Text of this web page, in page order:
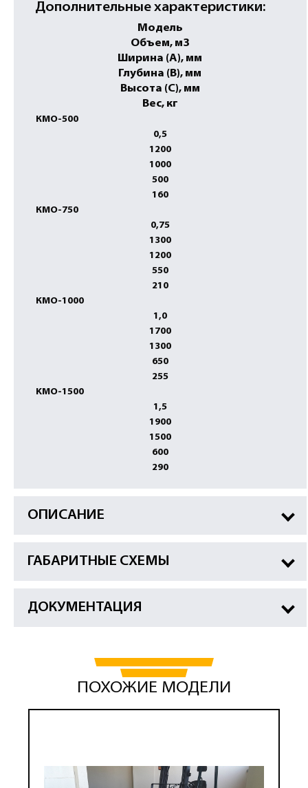
Дополнительные характеристики:
Модель
Объем, м3
Ширина (А), мм
Глубина (В), мм
Высота (С), мм
Вес, кг
КМO-500
0,5
1200
1000
500
160
КМО-750
0,75
1300
1200
550
210
КМO-1000
1,0
1700
1300
650
255
KМO-1500
1,5
1900
1500
600
290
ОПИСАНИЕ
ГАБАРИТНЫЕ СХЕМЫ
ДОКУМЕНТАЦИЯ
ПОХОЖИЕ МОДЕЛИ